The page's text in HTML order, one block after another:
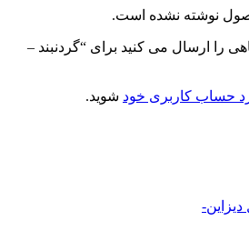
نوشته نشده است.
را ارسال می کنید برای “گردنبند –
حساب کاربری خود شوید.